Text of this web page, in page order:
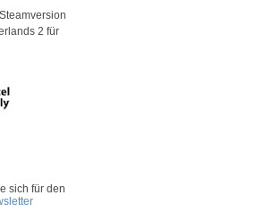
2 für
sich für den